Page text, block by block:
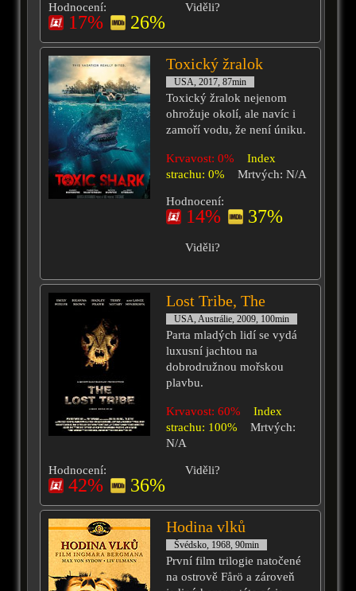
Hodnocení:
17% 26%
Viděli?
Toxický žralok
USA, 2017, 87min
Toxický žralok nejenom
ohrožuje okolí, ale navíc i
zamoří vodu, že není úniku.
Krvavost: 0%
Index
strachu: 0%
Mrtvých: N/A
Hodnocení:
14% 37%
Viděli?
Lost Tribe, The
USA, Austrálie, 2009, 100min
Parta mladých lidí se vydá
luxusní jachtou na
dobrodružnou mořskou
plavbu.
Krvavost: 60%
Index
strachu: 100%
Mrtvých:
N/A
Hodnocení:
42% 36%
Viděli?
Hodina vlků
Švédsko, 1968, 90min
První film trilogie natočené
na ostrově Fårö a zároveň